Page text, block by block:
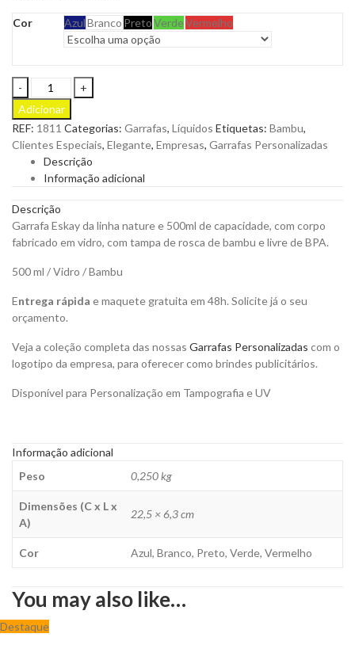
Cor AzulBranco PretoVerdeVermelho
Garrafa
Eskay
da
Linha
Natura
de
500ml
Capacidade
para
Personalizar
quantity
Adicionar
REF: 1811 Categorias: Garrafas, Líquidos Etiquetas: Bambu,
Clientes Especiais, Elegante, Empresas, Garrafas Personalizadas
Descrição
Informação adicional
Descrição
Garrafa Eskay da linha nature e 500ml de capacidade, com corpo
fabricado em vidro, com tampa de rosca de bambu e livre de BPA.
500 ml / Vidro / Bambu
Entrega rápida e maquete gratuita em 48h. Solicite já o seu
orçamento.
Veja a coleção completa das nossas Garrafas Personalizadas com o
logotipo da empresa, para oferecer como brindes publicitários.
Disponível para Personalização em Tampografia e UV
Informação adicional
Peso
0,250 kg
Dimensões (C x L x
A)
22,5 × 6,3 cm
Cor Azul, Branco, Preto, Verde, Vermelho
You may also like…
Destaque